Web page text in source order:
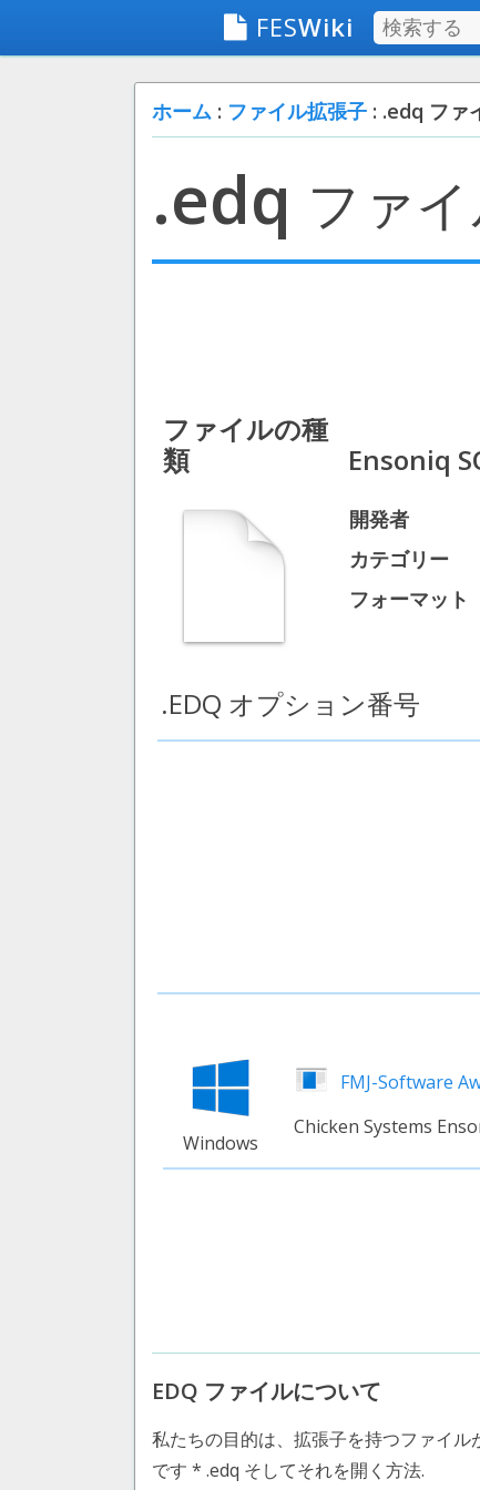
FESWiki
ホーム : ファイル拡張子 : .edq ファ
.edq ファ
ファイルの種
類
Ensoniq
開発者
カテゴリー
フォーマット
.EDQ オプション番号
Windows
FMJ-Software
Chicken Systems
EDQ ファイルについて
私たちの目的は、拡張子を持つファイ
です * .edq そしてそれを開く方法.